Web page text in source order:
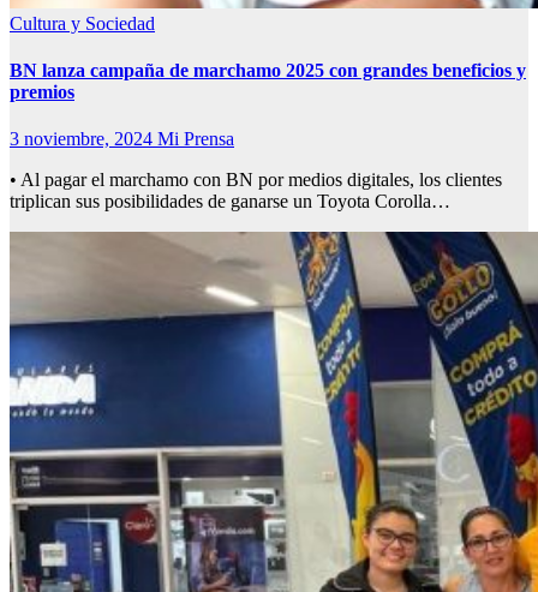
Cultura y Sociedad
BN lanza campaña de marchamo 2025 con grandes beneficios y
premios
3 noviembre, 2024 Mi Prensa
• Al pagar el marchamo con BN por medios digitales, los clientes
triplican sus posibilidades de ganarse un Toyota Corolla…